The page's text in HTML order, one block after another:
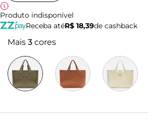
Produto indisponível
Receba atéR$ 18,39de cashback
Mais 3 cores